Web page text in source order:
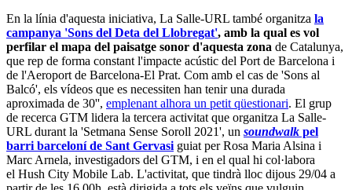
En la línia d'aquesta iniciativa, La Salle-URL també organitza la
campanya 'Sons del Deta del Llobregat', amb la qual es vol
perfilar el mapa del paisatge sonor d'aquesta zona de Catalunya,
que rep de forma constant l'impacte acústic del Port de Barcelona i
de l'Aeroport de Barcelona-El Prat. Com amb el cas de 'Sons al
Balcó', els vídeos que es necessiten han tenir una durada
aproximada de 30'', emplenant alhora un petit qüestionari. El grup
de recerca GTM lidera la tercera activitat que organitza La Salle-
URL durant la 'Setmana Sense Soroll 2021', un soundwalk pel
barri barceloní de Sant Gervasi guiat per Rosa Maria Alsina i
Marc Arnela, investigadors del GTM, i en el qual hi col·labora
el Hush City Mobile Lab. L'activitat, que tindrà lloc dijous 29/04 a